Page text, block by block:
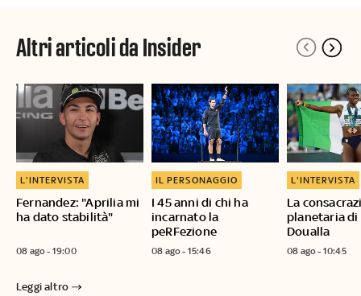
Altri articoli da Insider
Fernandez: "Aprilia mi
ha dato stabilità"
L'INTERVISTA
08 ago - 19:00
I 45 anni di chi ha
incarnato la
peRFezione
IL PERSONAGGIO
08 ago - 15:46
La
planetaria di
Doualla
L'INTERVISTA
08 ago - 10:45
Leggi altro